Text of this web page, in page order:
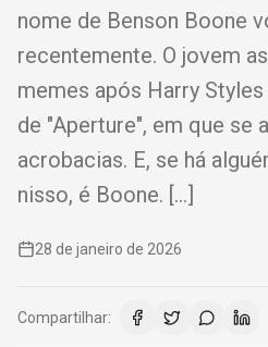
nome de Benson Boone
recentemente. O jovem
memes após Harry
de "Aperture", em que se
acrobacias. E, se há
nisso, é Boone. […]
28 de janeiro de 2026
Compartilhar: